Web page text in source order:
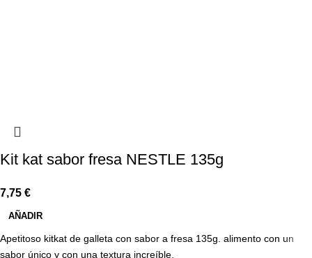
Kit kat sabor fresa NESTLE 135g
7,75 €
AÑADIR
Apetitoso kitkat de galleta con sabor a fresa 135g. alimento con un
sabor único y con una textura increíble.